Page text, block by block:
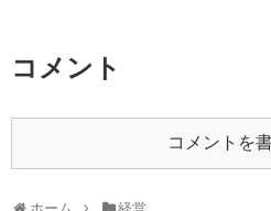
コメント
コメントを